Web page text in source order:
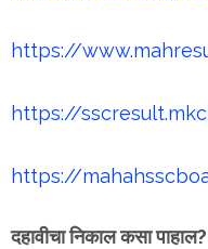
https://
https://
https://
दहावीचा निकाल कसा पाहाल?